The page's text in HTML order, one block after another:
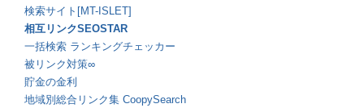
検索サイト[MT-ISLET]
相互リンクSEOSTAR
一括検索 ランキングチェッカー
被リンク対策∞
貯金の金利
地域別総合リンク集 CoopySearch